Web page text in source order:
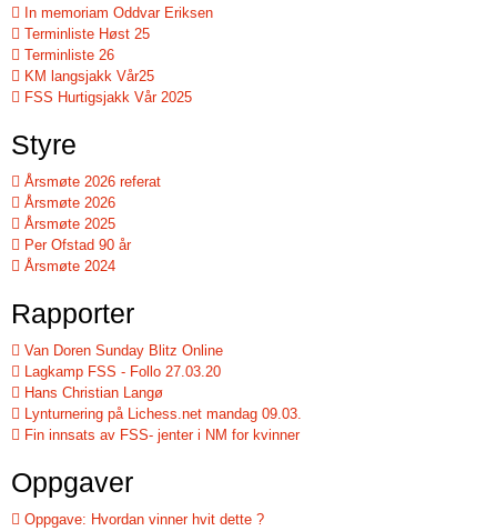
In memoriam Oddvar Eriksen
Terminliste Høst 25
Terminliste 26
KM langsjakk Vår25
FSS Hurtigsjakk Vår 2025
Styre
Årsmøte 2026 referat
Årsmøte 2026
Årsmøte 2025
Per Ofstad 90 år
Årsmøte 2024
Rapporter
Van Doren Sunday Blitz Online
Lagkamp FSS - Follo 27.03.20
Hans Christian Langø
Lynturnering på Lichess.net mandag 09.03.
Fin innsats av FSS- jenter i NM for kvinner
Oppgaver
Oppgave: Hvordan vinner hvit dette ?